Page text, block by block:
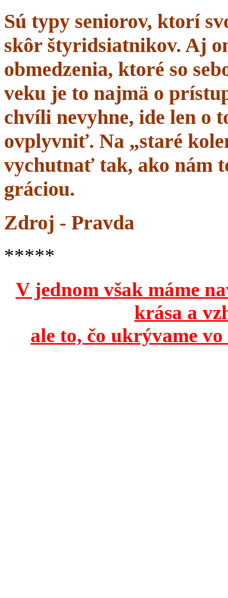
Sú typy seniorov, ktorí
skôr štyridsiatnikov. Aj
obmedzenia, ktoré so
veku je to najmä o
chvíli nevyhne, ide len o
ovplyvniť. Na „staré
vychutnať tak, ako nám
gráciou.
Zdroj - Pravda
*****
V jednom však máme
krása a
ale to, čo ukrývame